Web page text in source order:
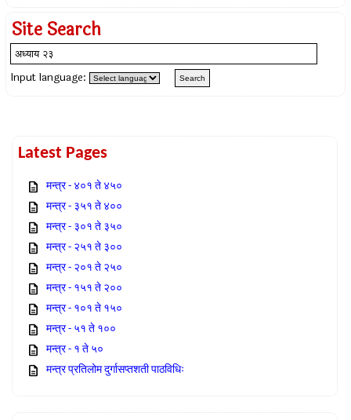
Site Search
Input language:
Latest Pages
मन्त्र - ४०१ ते ४५०
मन्त्र - ३५१ ते ४००
मन्त्र - ३०१ ते ३५०
मन्त्र - २५१ ते ३००
मन्त्र - २०१ ते २५०
मन्त्र - १५१ ते २००
मन्त्र - १०१ ते १५०
मन्त्र - ५१ ते १००
मन्त्र - १ ते ५०
मन्त्र प्रतिलोम दुर्गासप्तशती पाठविधिः